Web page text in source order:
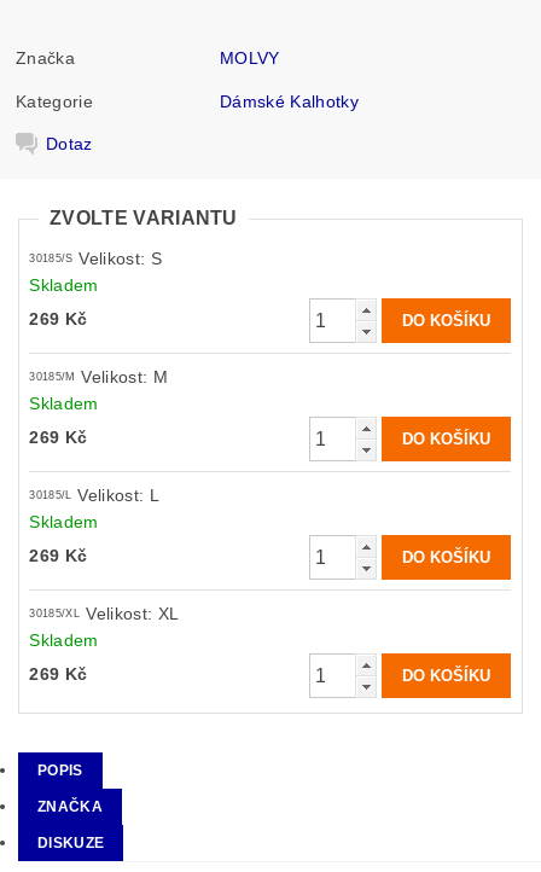
Značka MOLVY
Kategorie Dámské Kalhotky
Dotaz
ZVOLTE VARIANTU
30185/S Velikost: S
Skladem
269 Kč
30185/M
Velikost: M
Skladem
269 Kč
30185/L Velikost: L
Skladem
269 Kč
30185/XL Velikost: XL
Skladem
269 Kč
POPIS
ZNAČKA
DISKUZE